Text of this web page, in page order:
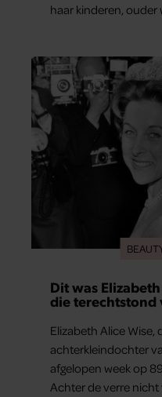
haar kinderen,
dag het meest
Dit was
die terechtstond
Elizabeth Alice Wise,
achterkleindochter
afgelopen week op
Achter de verre nicht